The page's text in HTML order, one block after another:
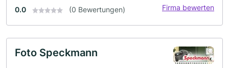
0.0 (0 Bewertungen) Firma bewerten
Foto Speckmann